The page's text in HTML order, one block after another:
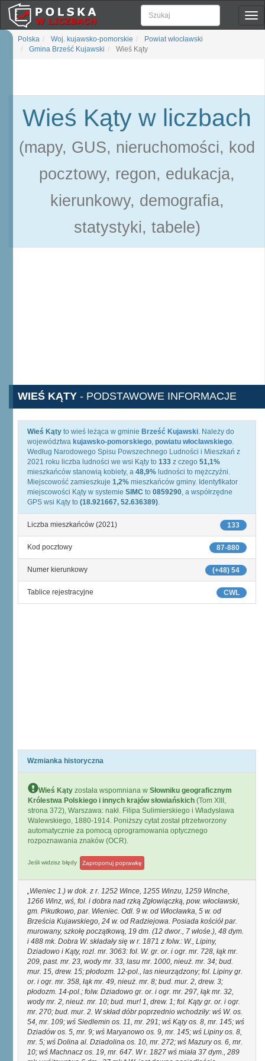
Polska Woj. kujawsko-pomorskie
Powiat włocławski
Gmina Brześć Kujawski
Wieś Kąty
Wieś Kąty w liczbach
(mapy, GUS, nieruchomości, kod
pocztowy, regon, edukacja,
kierunkowy, demografia,
statystyki, tabele)
WIEŚ KĄTY - PODSTAWOWE INFORMACJE
Wieś Kąty to wieś leżąca w gminie Brześć Kujawski. Należy do
województwa kujawsko-pomorskiego, powiatu włocławskiego.
Według Narodowego Spisu Powszechnego Ludności i Mieszkań z
2021 roku liczba ludności we wsi Kąty to 133 z czego 51,1%
mieszkańców stanowią kobiety, a 48,9% ludności to mężczyźni.
Miejscowość zamieszkuje 1,2% mieszkańców gminy. Identyfikator
miejscowości Kąty w systemie SIMC to 0859290, a współrzędne
GPS wsi Kąty to (18.921667, 52.636389).
133
Liczba mieszkańców (2021)
87-880
Kod pocztowy
(+48) 54
Numer kierunkowy
CWL
Tablice rejestracyjne
Wzmianka historyczna
Wieś Kąty została wspomniana w Słowniku geograficznym
Królestwa Polskiego i innych krajów słowiańskich (Tom XIII,
strona 372), Warszawa: nakł. Filipa Sulimierskiego i Władysława
Walewskiego, 1880-1914. Poniższy cytat został ptrzetworzony
automatycznie za pomocą oprogramowania optycznego
rozpoznawania znaków (OCR).
Jeśli widzisz błędy Zaproponuj poprawkę
Wieniec 1.) w dok. z r. 1252 Wince, 1255 Winzu, 1259 Winche,
1266 Winz, wś, fol. i dobra nad rzką Zgłowiączką, pow. włocławski,
gm. Pikutkowo, par. Wieniec. Odl. 9 w. od Włocławka, 5 w. od
Brześcia Kujawskiego, 24 w. od Radziejowa. Posiada kościół par.
murowany, szkołę początkową, 19 dm. (12 dwor., 7 włośe.), 48 dym.
i 488 mk. Dobra W. składały się w r. 1871 z folw.: W., Lipiny,
Dziadowo i Kąty, rozl. mr. 3063: fol. W. gr. or. i ogr. mr. 728, łąk mr.
209, past. mr. 23, wody mr. 33, lasu mr. 1000, nieuż. mr. 34; bud.
mur. 15, drew. 15; płodozm. 12-pol., las nieurządzony; fol. Lipiny gr.
or. i ogr. mr. 358, łąk mr. 49, nieuż. mr. 8; bud. mur. 2, drew. 3;
płodozm. 14-pol.; folw. Dziadowo gr. or. i ogr. mr. 297, łąk mr. 32,
wody mr. 2, nieuż. mr. 10; bud. mur! 1, drew. 1; fol. Kąty gr. or. i ogr.
mr. 270; bud. mur. 2. W skład dóbr poprzednio wchodziły: wś W. os.
54, mr. 109; wś Siedlemin os. 11, mr. 291; wś Kąty os. 8, mr. 145; wś
Dziadów os. 5, mr. 9; wś Maryanowo os. 9, mr. 145; wś Lipiny os. 8,
mr. 5; wś Dolina al. Dziadolina os. 10, mr. 272; wś Mazury os. 6, mr.
10; wś Machnacz os. 19, mr. 647. W r. 1827 wś miała 37 dym., 289